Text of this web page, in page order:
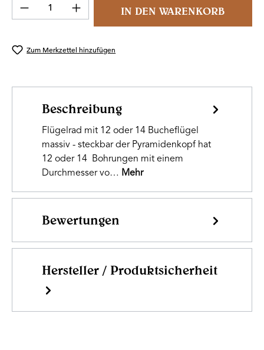
Produkt Anzahl: Gib den gewünschten
IN DEN WARENKORB
Zum Merkzettel hinzufügen
Beschreibung
Flügelrad mit 12 oder 14 Bucheflügel
massiv - steckbar der Pyramidenkopf hat
12 oder 14 Bohrungen mit einem
Durchmesser vo… Mehr
Bewertungen
Hersteller / Produktsicherheit